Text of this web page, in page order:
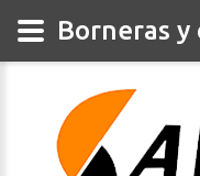
Borneras y